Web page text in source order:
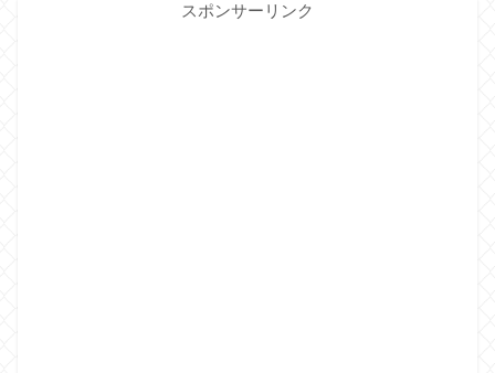
スポンサーリンク